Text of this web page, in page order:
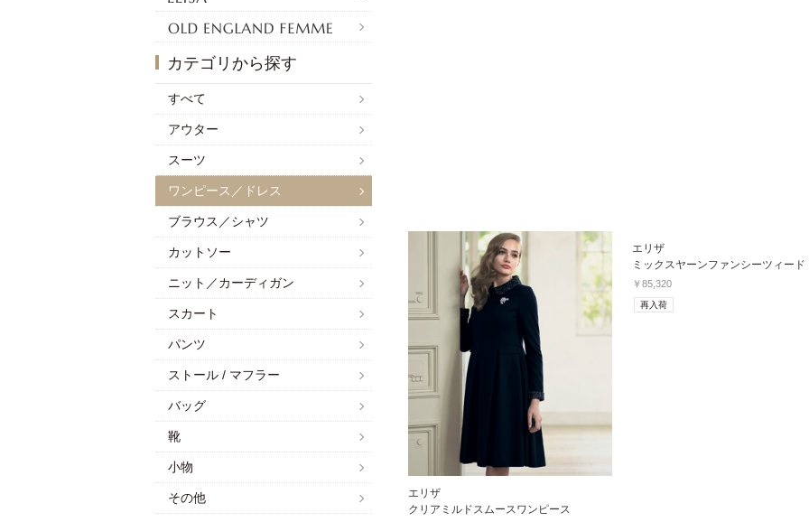
エリザ
クリアミルドスムースワンピース
エリザ
ミックスヤーンファンシーツィード
￥85,320
再入荷
カテゴリから探す
すべて
アウター
スーツ
ワンピース／ドレス
ブラウス／シャツ
カットソー
ニット／カーディガン
スカート
パンツ
ストール / マフラー
バッグ
靴
小物
その他